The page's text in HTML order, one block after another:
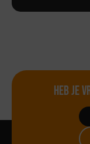
Heb je